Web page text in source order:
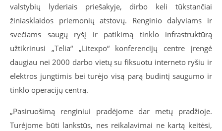
valstybių lyderiais priešakyje, dirbo keli tūkstančiai
žiniasklaidos priemonių atstovų. Renginio dalyviams ir
svečiams saugų ryšį ir patikimą tinklo infrastruktūrą
užtikrinusi „Telia“ „Litexpo“ konferencijų centre įrengė
daugiau nei 2000 darbo vietų su fiksuotu interneto ryšiu ir
elektros jungtimis bei turėjo visą parą budintį saugumo ir
tinklo operacijų centrą.
„Pasiruošimą renginiui pradėjome dar metų pradžioje.
Turėjome būti lankstūs, nes reikalavimai ne kartą keitėsi,